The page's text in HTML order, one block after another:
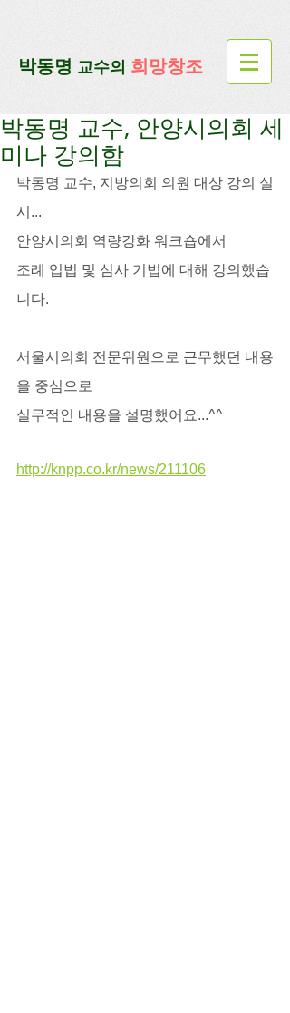
​박동명 교수의 희망창조
박동명 교수, 안양시의회 세
미나 강의함
박동명 교수, 지방의회 의원 대상 강의 실
시...
안양시의회 역량강화 워크숍에서
조례 입법 및 심사 기법에 대해 강의했습
니다.
서울시의회 전문위원으로 근무했던 내용
을 중심으로
실무적인 내용을 설명했어요...^^
http://knpp.co.kr/news/211106